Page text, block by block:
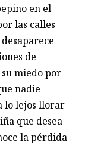
en el
las calles
de
miedo por
nadie
lo lejos llorar
que desea
la pérdida